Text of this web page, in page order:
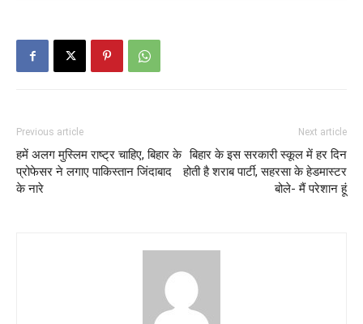
Previous article
हमें अलग मुस्लिम राष्ट्र चाहिए, बिहार के
प्रोफेसर ने लगाए पाकिस्तान जिंदाबाद
के नारे
Next article
बिहार के इस सरकारी स्कूल में हर दिन
होती है शराब पार्टी, सहरसा के हेडमास्टर
बोले- मैं परेशान हूं